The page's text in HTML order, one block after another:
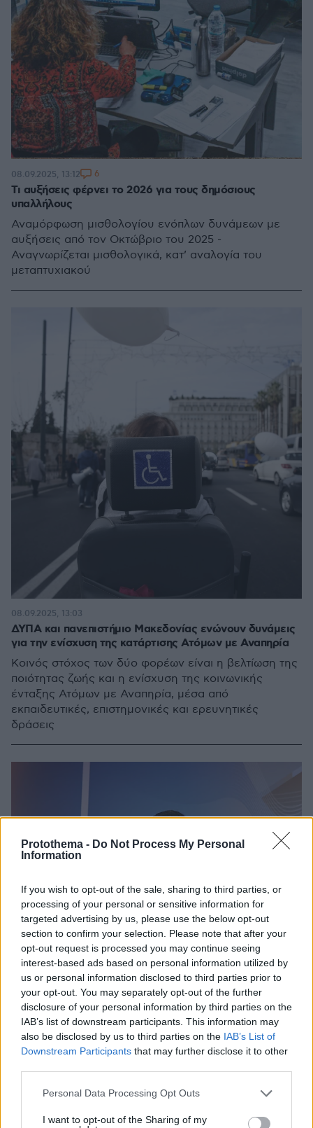
Protothema - Do Not Process My Personal
Information
If you wish to opt-out of the sale, sharing to third parties, or
processing of your personal or sensitive information for
targeted advertising by us, please use the below opt-out
section to confirm your selection. Please note that after your
opt-out request is processed you may continue seeing
interest-based ads based on personal information utilized by
us or personal information disclosed to third parties prior to
your opt-out. You may separately opt-out of the further
disclosure of your personal information by third parties on the
IAB’s list of downstream participants. This information may
also be disclosed by us to third parties on the IAB’s List of
Downstream Participants that may further disclose it to other
Please note that this website/app uses one or more Google
not limited to your visit or usage behaviour. You may click to
Personal Data Processing Opt Outs
I want to opt-out of the Sharing of my
Τι αυξήσεις φέρνει το 2026 για τους δημόσιους
υπαλλήλους
Αναμόρφωση μισθολογίου ενόπλων δυνάμεων με
αυξήσεις από τον Οκτώβριο του 2025 -
Αναγνωρίζεται μισθολογικά, κατ’ αναλογία του
μεταπτυχιακού
08.09.2025, 13:12 6
ΔΥΠΑ και πανεπιστήμιο Μακεδονίας ενώνουν δυνάμεις
για την ενίσχυση της κατάρτισης Ατόμων με Αναπηρία
Κοινός στόχος των δύο φορέων είναι η βελτίωση της
ποιότητας ζωής και η ενίσχυση της κοινωνικής
ένταξης Ατόμων με Αναπηρία, μέσα από
εκπαιδευτικές, επιστημονικές και ερευνητικές
δράσεις
08.09.2025, 13:03
και η ψηφοθηρία υποστηρίζει ο πρώην